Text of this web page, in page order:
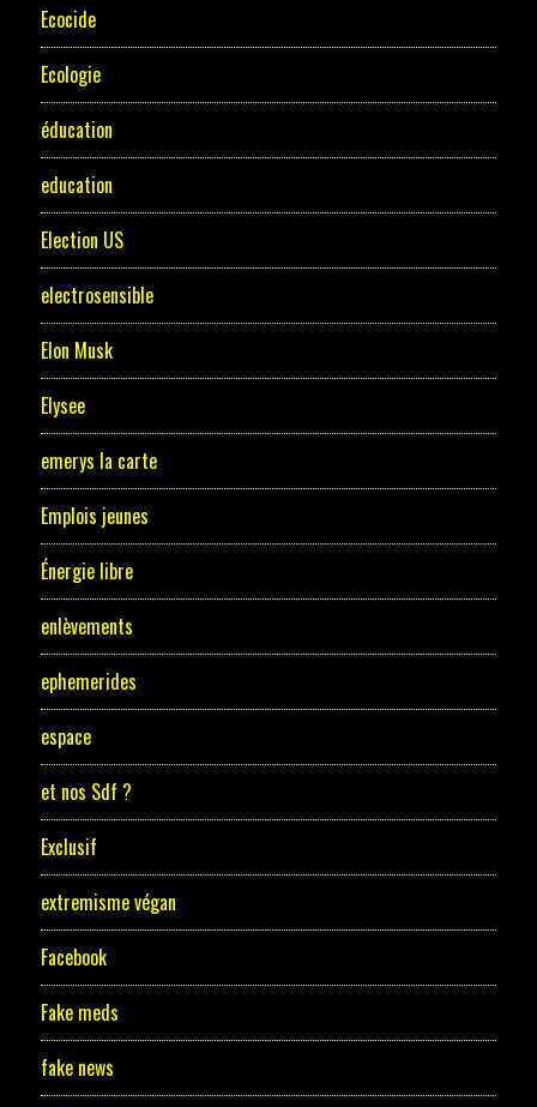
Ecocide
Ecologie
éducation
education
Election US
electrosensible
Elon Musk
Elysee
emerys la carte
Emplois jeunes
Énergie libre
enlèvements
ephemerides
espace
et nos Sdf ?
Exclusif
extremisme végan
Facebook
Fake meds
fake news